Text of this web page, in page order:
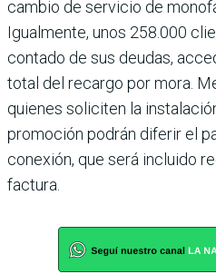
cambio de servicio de
Igualmente, unos 258.000
contado de sus deudas,
total del recargo por mora.
quienes soliciten la
promoción podrán diferir el
conexión, que será incluido
factura.